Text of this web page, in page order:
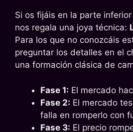
Si os fijáis en la parte
nos regala una joya técnica:
Para los que no conozcáis
preguntar los detalles en el
una formación clásica de
Fase 1: El mercado
Fase 2: El mercado
falla en romperlo con
Fase 3: El precio